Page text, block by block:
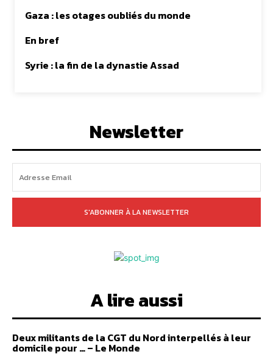
Gaza : les otages oubliés du monde
En bref
Syrie : la fin de la dynastie Assad
Newsletter
S'ABONNER À LA NEWSLETTER
A lire aussi
Deux militants de la CGT du Nord interpellés à leur
domicile pour … – Le Monde